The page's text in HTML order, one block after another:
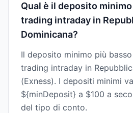
Qual è il deposito
trading intraday in
Dominicana?
Il deposito minimo più
trading intraday in
(Exness). I depositi minimi
${minDeposit} a $100 a
del tipo di conto.